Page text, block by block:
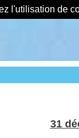
l'utilisation de
31